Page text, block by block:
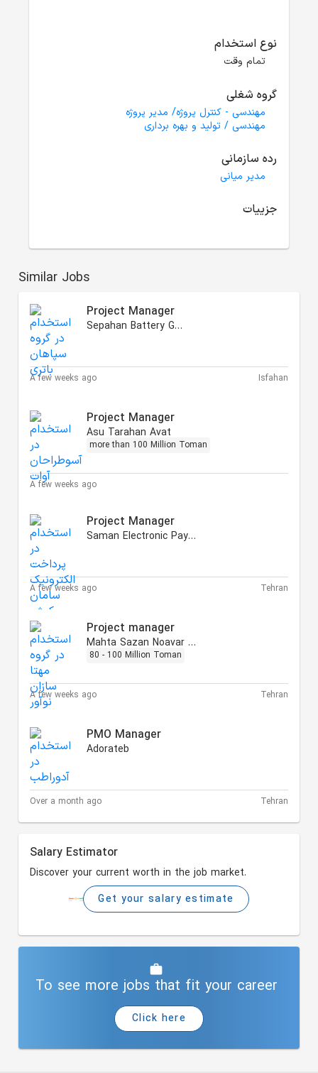
نوع استخدام
تمام وقت
گروه شغلی
مهندسی - کنترل پروژه/ مدیر پروژه
مهندسی / تولید و بهره برداری
رده سازمانی
مدیر میانی
جزییات
Similar Jobs
Project Manager
Sepahan Battery Group
A few weeks ago Isfahan
Project Manager
Asu Tarahan Avat
more than 100 Million Toman
A few weeks ago
Project Manager
Saman Electronic Payment
A few weeks ago Tehran
Project manager
Mahta Sazan Noavar Group
80 - 100 Million Toman
A few weeks ago Tehran
PMO Manager
Adorateb
Over a month ago Tehran
Salary Estimator
Discover your current worth in the job market.
Get your salary estimate
To see more jobs that fit your career
Click here